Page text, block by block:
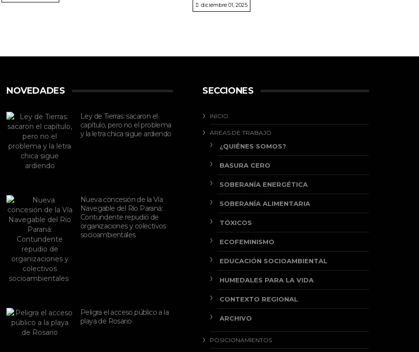
diciembre 01, 2025
NOVEDADES
Ley de Tierras: sacaron el
capítulo, pero no el problema
y la letra chica sigue ardiendo
Nueva concesión de la Vía
Navegable del Río Paraná:
Contundente repudio de
organizaciones y colectivos
socioambientales
Peligra el acceso público a la
playa de Rosario
SECCIONES
INICIO
ÁREAS DE TRABAJO
¿QUIÉNES SOMOS?
BASURA CERO
SOBERANÍA ENERGÉTICA
SOBERANÍA ALIMENTARIA
TÓXICOS
ECOFEMINISMO
EDUCACIÓN SOCIOAMBIENTAL
HUMEDALES PARA LA VIDA
CONTEXTO REGIONAL
ARCHIVO
POSICIONAMIENTOS